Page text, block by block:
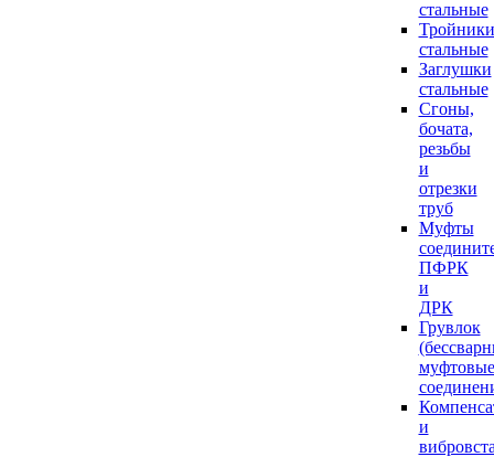
стальные
Тройники
стальные
Заглушки
стальные
Сгоны,
бочата,
резьбы
и
отрезки
труб
Муфты
ПФРК
и
ДРК
Грувлок
муфтовые
и